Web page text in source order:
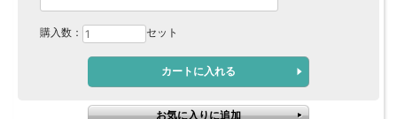
購入数： セット